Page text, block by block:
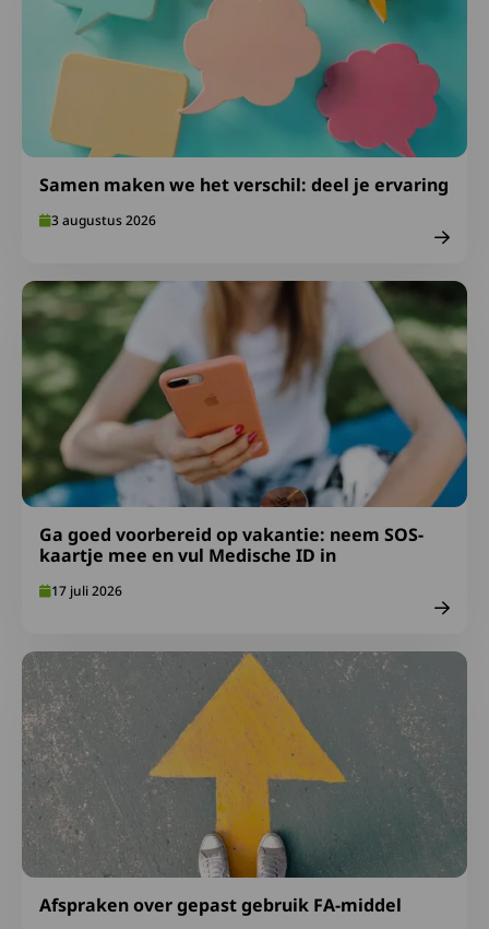
Samen maken we het verschil: deel je ervaring
3 augustus 2026
Ga goed voorbereid op vakantie: neem SOS-
kaartje mee en vul Medische ID in
17 juli 2026
Lees meer over Ga goed voorbereid op vakantie: neem
Afspraken over gepast gebruik FA-middel
Lees meer over Afspraken over gepast gebruik FA-